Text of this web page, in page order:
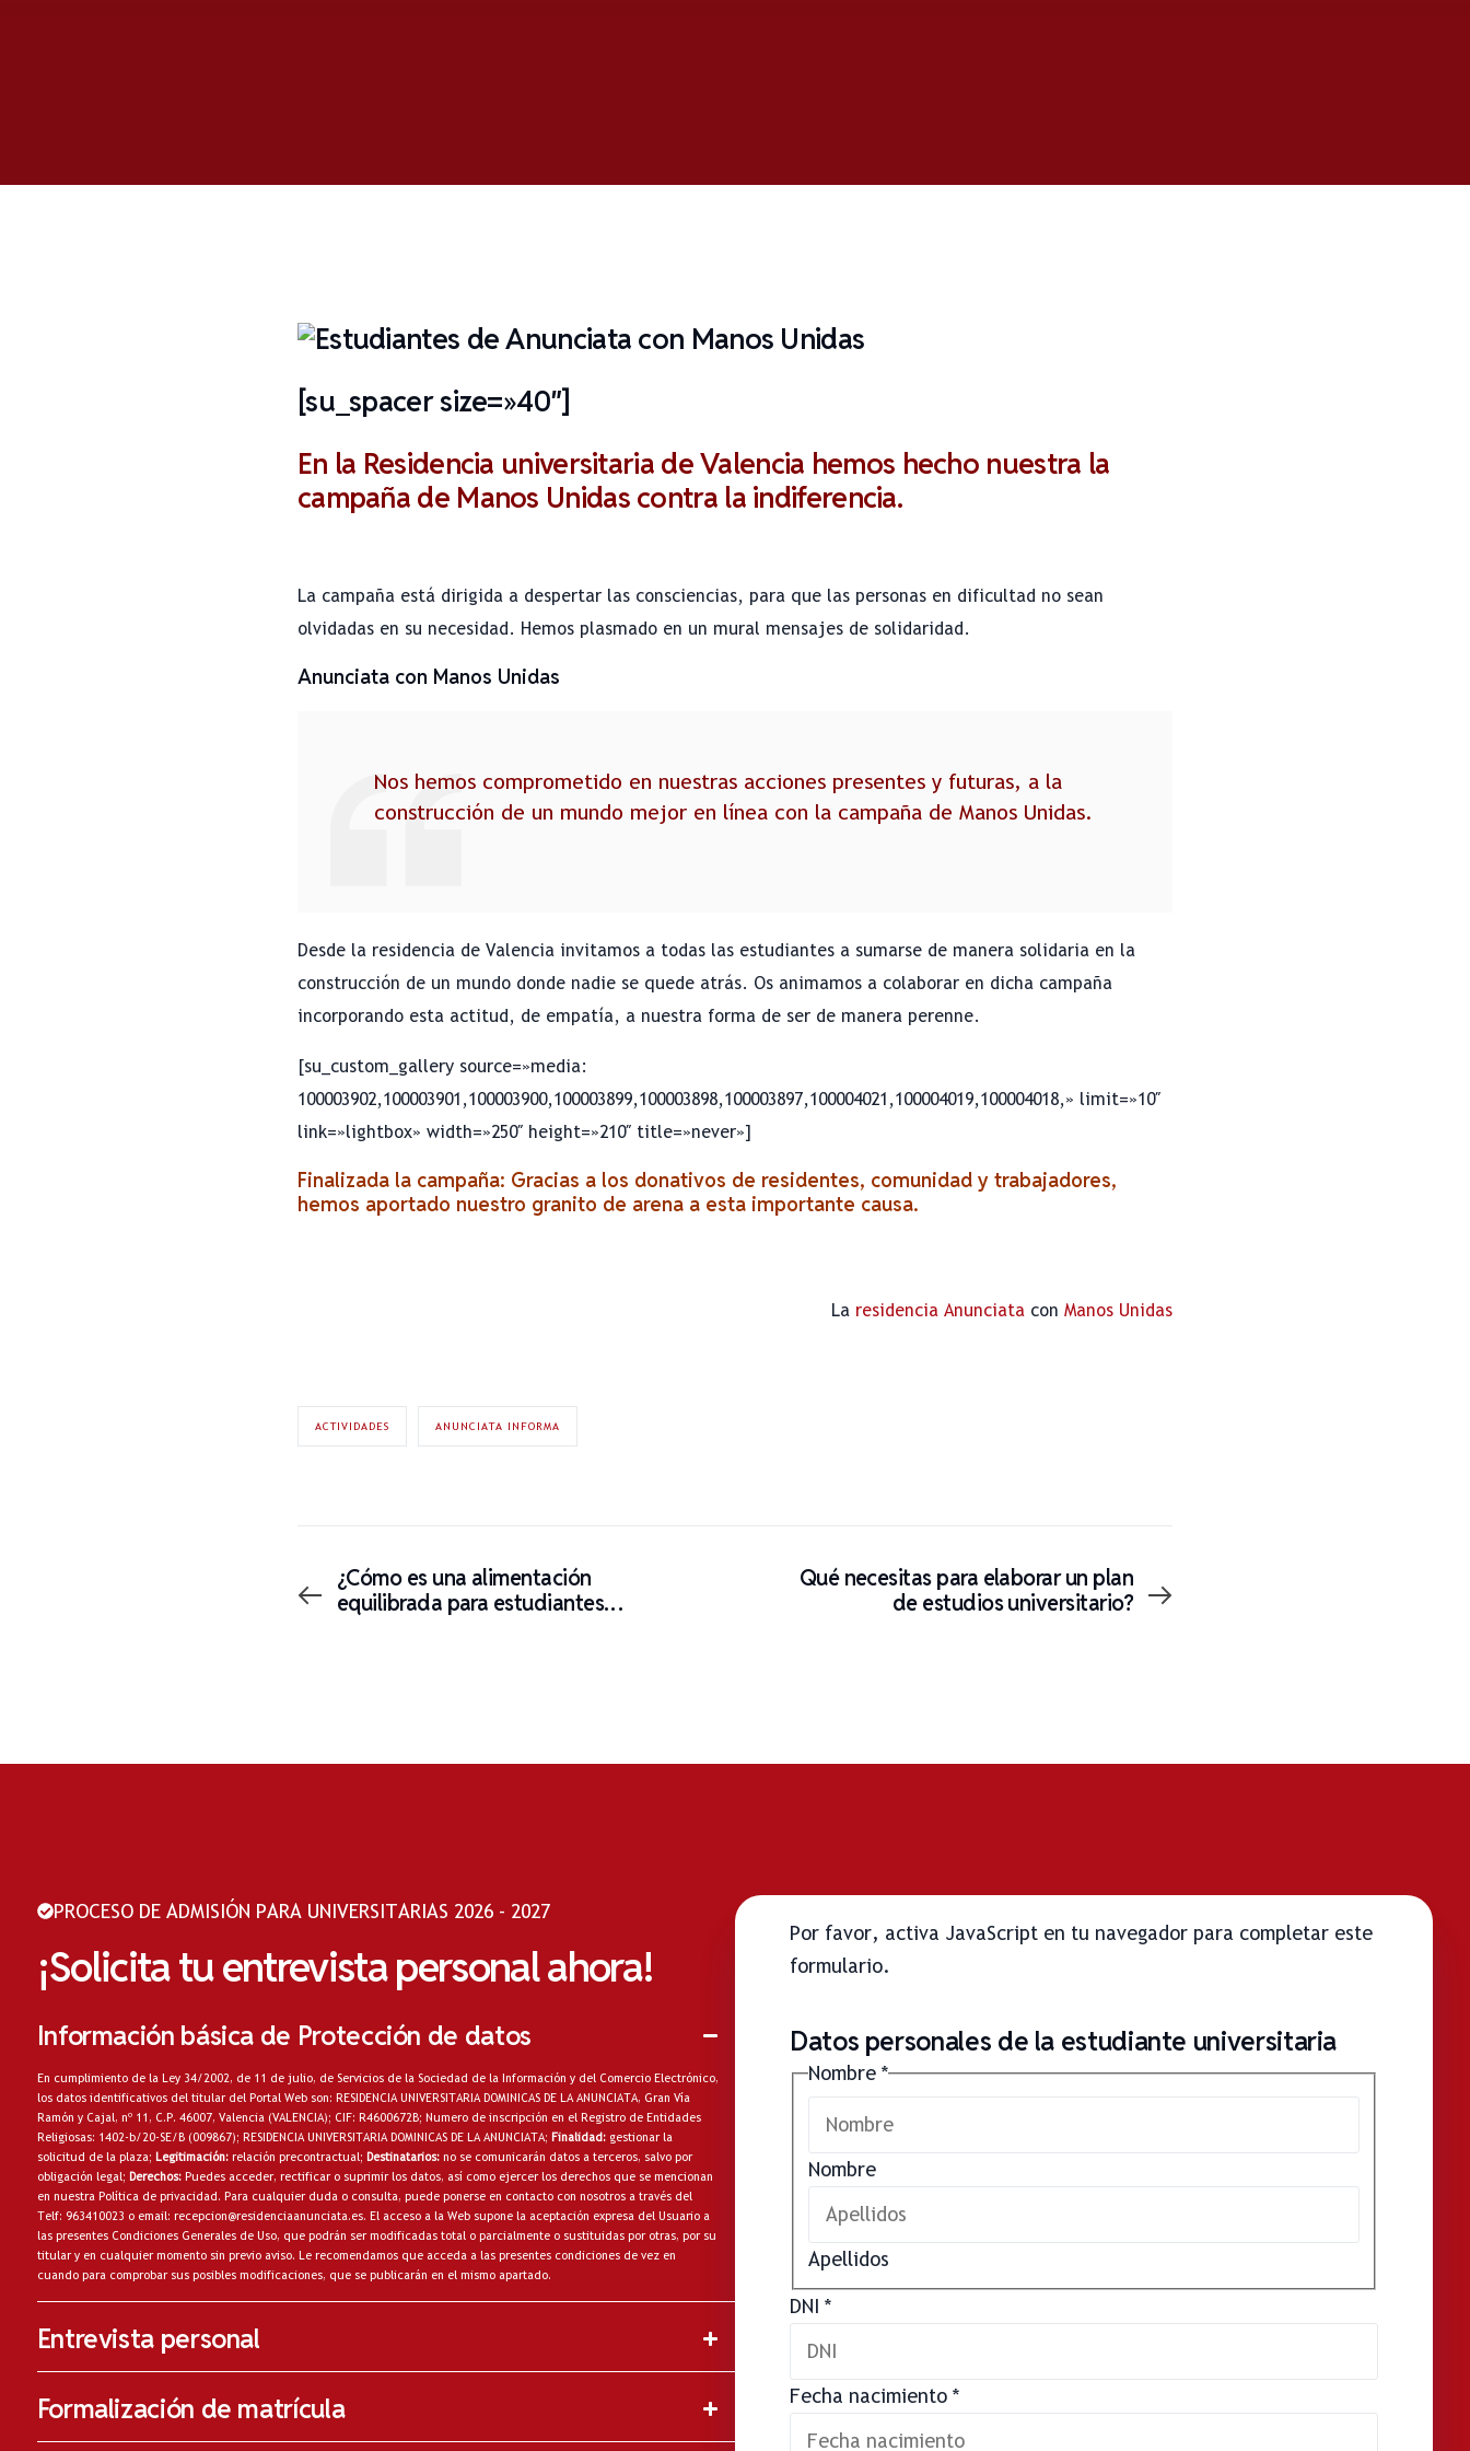
[su_spacer size=»40″]
En la Residencia universitaria de Valencia hemos hecho nuestra la
campaña de Manos Unidas contra la indiferencia.
La campaña está dirigida a despertar las consciencias, para que las personas en dificultad no sean
olvidadas en su necesidad. Hemos plasmado en un mural mensajes de solidaridad.
Anunciata con Manos Unidas
Nos hemos comprometido en nuestras acciones presentes y futuras, a la
construcción de un mundo mejor en línea con la campaña de Manos Unidas.
Desde la residencia de Valencia invitamos a todas las estudiantes a sumarse de manera solidaria en la
construcción de un mundo donde nadie se quede atrás. Os animamos a colaborar en dicha campaña
incorporando esta actitud, de empatía, a nuestra forma de ser de manera perenne.
[su_custom_gallery source=»media:
100003902,100003901,100003900,100003899,100003898,100003897,100004021,100004019,100004018,» limit=»10″
link=»lightbox» width=»250″ height=»210″ title=»never»]
Finalizada la campaña: Gracias a los donativos de residentes, comunidad y trabajadores,
hemos aportado nuestro granito de arena a esta importante causa.
La residencia Anunciata con Manos Unidas
ACTIVIDADES ANUNCIATA INFORMA
¿Cómo es una alimentación
equilibrada para estudiantes
Qué necesitas para elaborar un plan
de estudios universitario?
PROCESO DE ADMISIÓN PARA UNIVERSITARIAS 2026 - 2027
¡Solicita tu entrevista personal ahora!
Información básica de Protección de datos
En cumplimiento de la Ley 34/2002, de 11 de julio, de Servicios de la Sociedad de la Información y del Comercio Electrónico,
los datos identificativos del titular del Portal Web son: RESIDENCIA UNIVERSITARIA DOMINICAS DE LA ANUNCIATA, Gran Vía
Ramón y Cajal, nº 11, C.P. 46007, Valencia (VALENCIA); CIF: R4600672B; Numero de inscripción en el Registro de Entidades
Religiosas: 1402-b/20-SE/B (009867); RESIDENCIA UNIVERSITARIA DOMINICAS DE LA ANUNCIATA; Finalidad: gestionar la
solicitud de la plaza; Legitimación: relación precontractual; Destinatarios: no se comunicarán datos a terceros, salvo por
obligación legal; Derechos: Puedes acceder, rectificar o suprimir los datos, así como ejercer los derechos que se mencionan
en nuestra Política de privacidad. Para cualquier duda o consulta, puede ponerse en contacto con nosotros a través del
Telf: 963410023 o email: recepcion@residenciaanunciata.es. El acceso a la Web supone la aceptación expresa del Usuario a
las presentes Condiciones Generales de Uso, que podrán ser modificadas total o parcialmente o sustituidas por otras, por su
titular y en cualquier momento sin previo aviso. Le recomendamos que acceda a las presentes condiciones de vez en
cuando para comprobar sus posibles modificaciones, que se publicarán en el mismo apartado.
Entrevista personal
Formalización de matrícula
Por favor, activa JavaScript en tu navegador para completar este
formulario.
Datos personales de la estudiante universitaria
Nombre*
Nombre
Apellidos
DNI *
Fecha nacimiento *